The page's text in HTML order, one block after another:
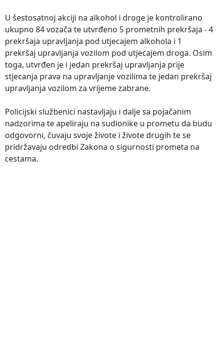
U šestosatnoj akciji na alkohol i droge je kontrolirano
ukupno 84 vozača te utvrđeno 5 prometnih prekršaja - 4
prekršaja upravljanja pod utjecajem alkohola i 1
prekršaj upravljanja vozilom pod utjecajem droga. Osim
toga, utvrđen je i jedan prekršaj upravljanja prije
stjecanja prava na upravljanje vozilima te jedan prekršaj
upravljanja vozilom za vrijeme zabrane.
Policijski službenici nastavljaju i dalje sa pojačanim
nadzorima te apeliraju na sudionike u prometu da budu
odgovorni, čuvaju svoje živote i živote drugih te se
pridržavaju odredbi Zakona o sigurnosti prometa na
cestama.